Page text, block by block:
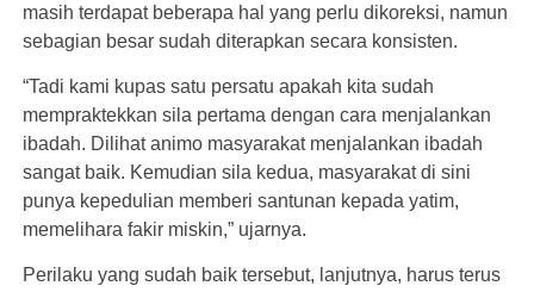
masih terdapat beberapa hal yang perlu dikoreksi, namun
sebagian besar sudah diterapkan secara konsisten.
“Tadi kami kupas satu persatu apakah kita sudah
mempraktekkan sila pertama dengan cara menjalankan
ibadah. Dilihat animo masyarakat menjalankan ibadah
sangat baik. Kemudian sila kedua, masyarakat di sini
punya kepedulian memberi santunan kepada yatim,
memelihara fakir miskin,” ujarnya.
Perilaku yang sudah baik tersebut, lanjutnya, harus terus